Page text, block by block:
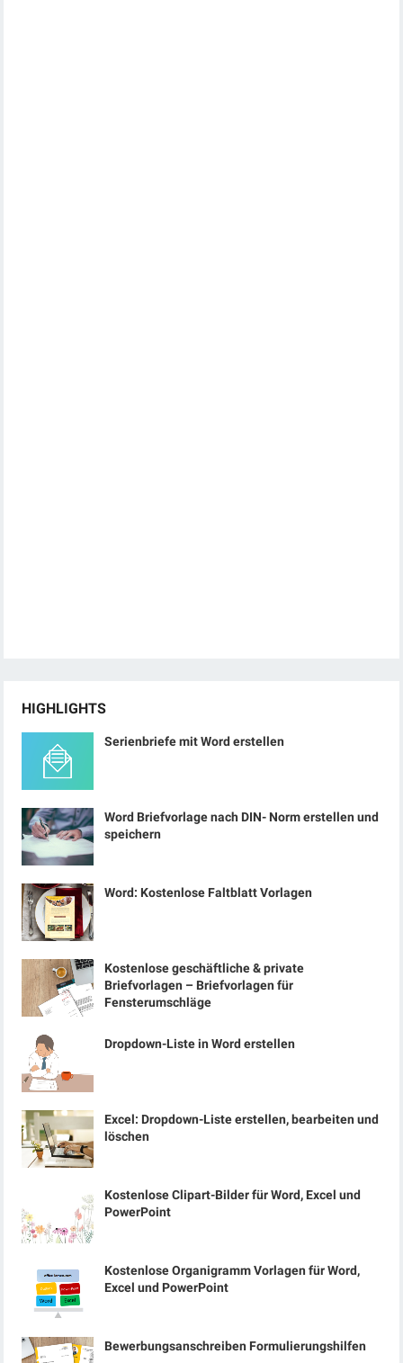
HIGHLIGHTS
Serienbriefe mit Word erstellen
Word Briefvorlage nach DIN- Norm erstellen und
speichern
Word: Kostenlose Faltblatt Vorlagen
Kostenlose geschäftliche & private
Briefvorlagen – Briefvorlagen für
Fensterumschläge
Dropdown-Liste in Word erstellen
Excel: Dropdown-Liste erstellen, bearbeiten und
löschen
Kostenlose Clipart-Bilder für Word, Excel und
PowerPoint
Kostenlose Organigramm Vorlagen für Word,
Excel und PowerPoint
Bewerbungsanschreiben Formulierungshilfen